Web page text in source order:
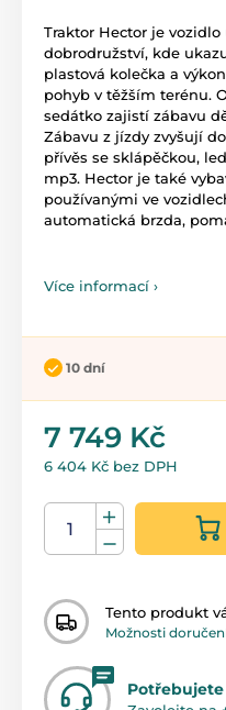
Traktor Hector je
dobrodružství, kde
plastová kolečka a
pohyb v těžším terénu.
sedátko zajistí zábavu
Zábavu z jízdy zvyšují
přívěs se sklápěčkou,
mp3. Hector je také
používanými ve
automatická brzda,
Více informací ›
10 dní
7 749 Kč
6 404 Kč bez DPH
Tento produkt
Možnosti doručení